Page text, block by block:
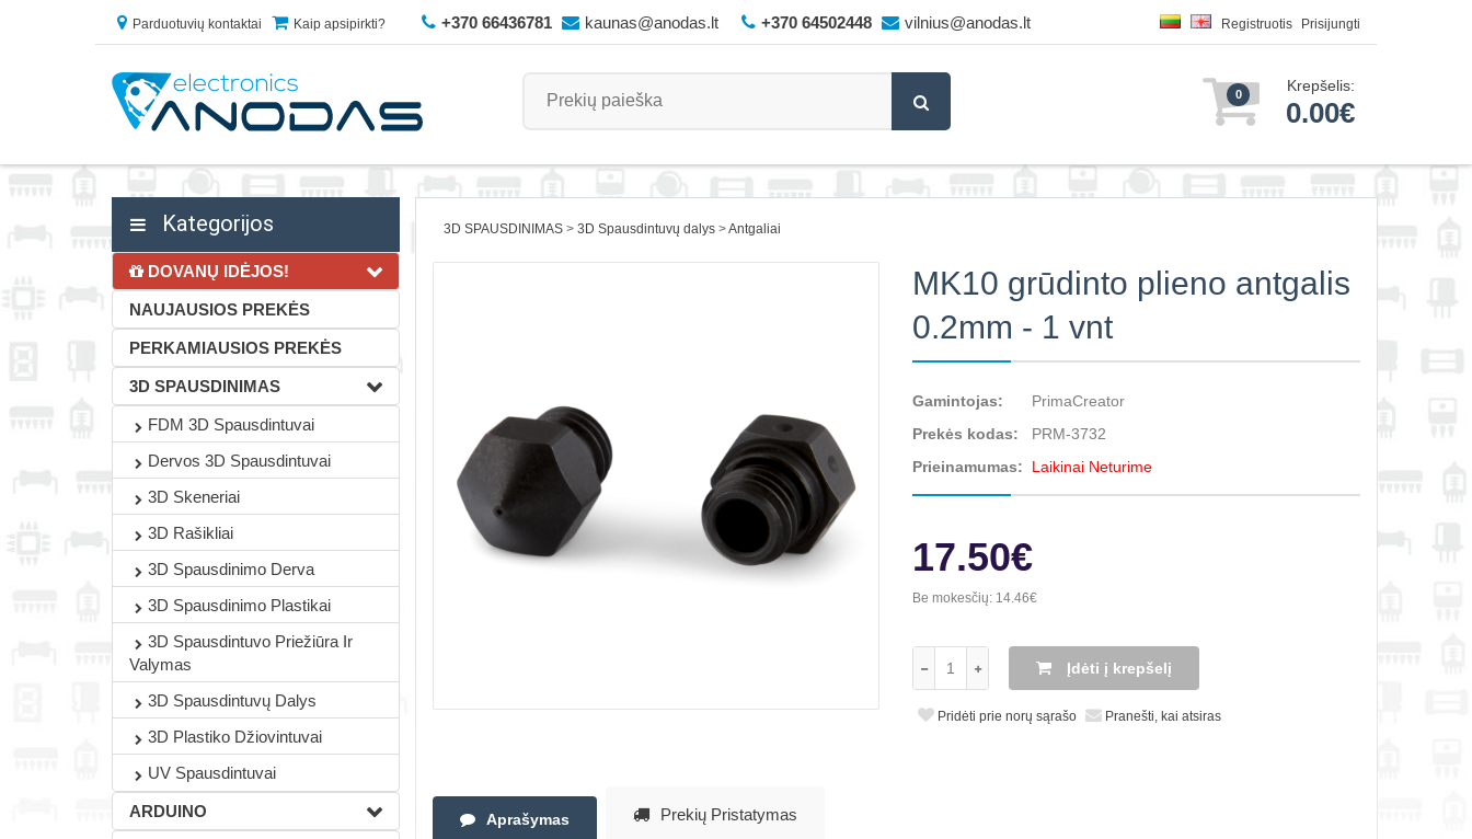
Parduotuvių kontaktai Kaip apsipirkti? +370 66436781 kaunas@anodas.lt +370 64502448 vilnius@anodas.lt Registruotis Prisijungti
0 Krepšelis:
0.00€
Kategorijos
DOVANŲ IDĖJOS!
NAUJAUSIOS PREKĖS
PERKAMIAUSIOS PREKĖS
3D SPAUSDINIMAS
FDM 3D Spausdintuvai
Dervos 3D Spausdintuvai
3D Skeneriai
3D Rašikliai
3D Spausdinimo Derva
3D Spausdinimo Plastikai
3D Spausdintuvo Priežiūra Ir
Valymas
3D Spausdintuvų Dalys
3D Plastiko Džiovintuvai
UV Spausdintuvai
ARDUINO
3D SPAUSDINIMAS 3D Spausdintuvų dalys Antgaliai
MK10 grūdinto plieno antgalis
0.2mm - 1 vnt
Gamintojas:
PrimaCreator
Prekės kodas:
PRM-3732
Prieinamumas:
Laikinai Neturime
17.50€
Be mokesčių: 14.46€
Įdėti į krepšelį
Pridėti prie norų sąrašo Pranešti, kai atsiras
Aprašymas Prekių Pristatymas